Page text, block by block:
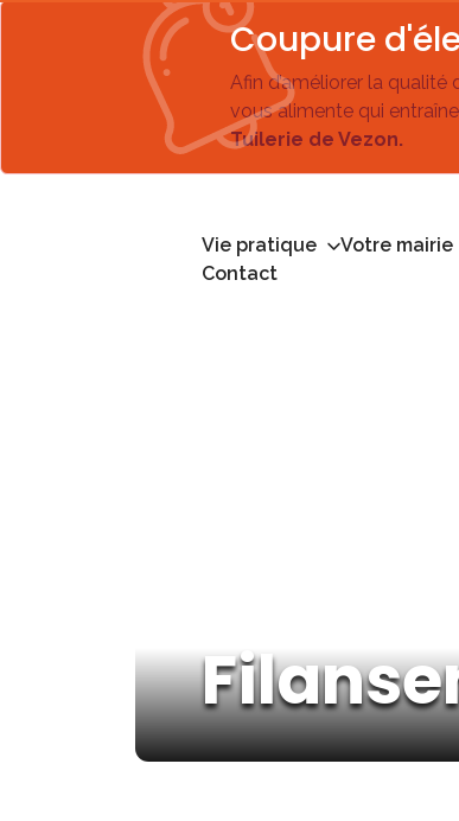
Coupure
Afin d’améliorer la
vous alimente qui
Tuilerie de Vezon.
Vie pratique Votre mairie
Contact